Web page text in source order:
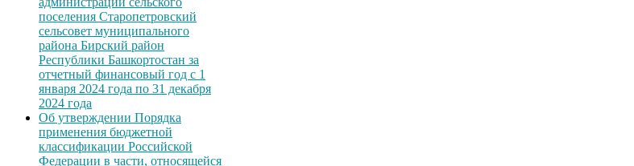
поселения Старопетровский
сельсовет муниципального
района Бирский район
Республики Башкортостан за
отчетный финансовый год с 1
января 2024 года по 31 декабря
2024 года
Об утверждении Порядка
применения бюджетной
классификации Российской
Федерации в части, относящейся